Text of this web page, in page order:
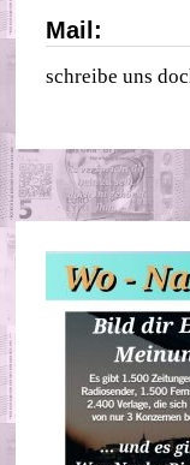
Mail:
schreibe uns